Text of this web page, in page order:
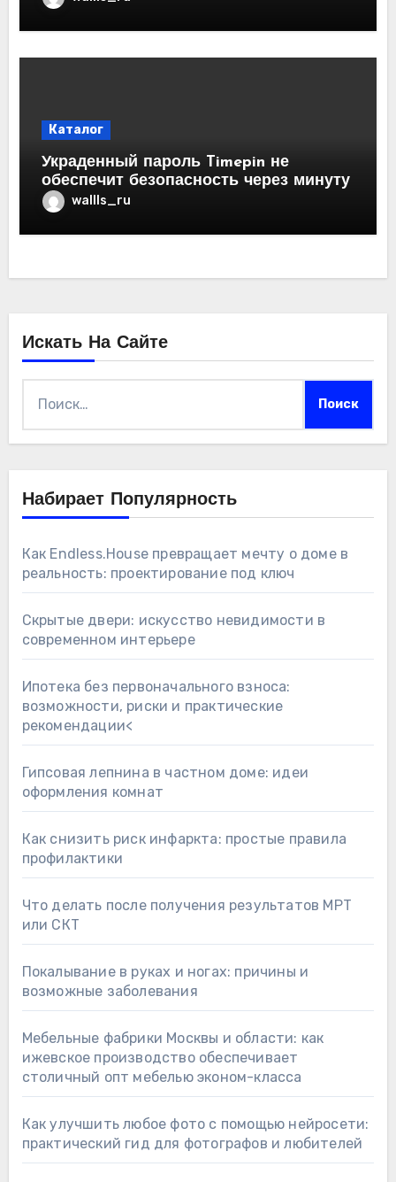
Каталог
Украденный пароль Timepin не
обеспечит безопасность через минуту
wallls_ru
Искать На Сайте
Набирает Популярность
Как Endless.House превращает мечту о доме в
реальность: проектирование под ключ
Скрытые двери: искусство невидимости в
современном интерьере
Ипотека без первоначального взноса:
возможности, риски и практические
рекомендации<
Гипсовая лепнина в частном доме: идеи
оформления комнат
Как снизить риск инфаркта: простые правила
профилактики
Что делать после получения результатов МРТ
или СКТ
Покалывание в руках и ногах: причины и
возможные заболевания
Мебельные фабрики Москвы и области: как
ижевское производство обеспечивает
столичный опт мебелью эконом-класса
Как улучшить любое фото с помощью нейросети:
практический гид для фотографов и любителей